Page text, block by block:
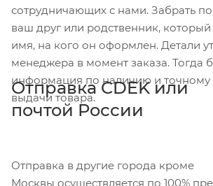
сотрудничающих с нами. Забрать
ваш друг или родственник,
имя, на кого он оформлен. Детали
менеджера в момент заказа. Тогда
информация по наличию и точному
выдачи товара.
Отправка CDEK или
почтой России
Отправка в другие города кроме
Москвы осуществляется по 100%